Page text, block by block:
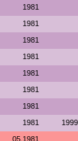
1981
1981
1981
1981
1981
1981
1981
1981 1999
05.1981